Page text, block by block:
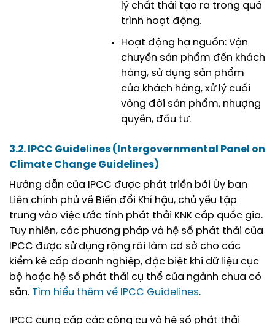
lý chất thải tạo ra trong quá
trình hoạt động.
Hoạt động hạ nguồn: Vận
chuyển sản phẩm đến khách
hàng, sử dụng sản phẩm
của khách hàng, xử lý cuối
vòng đời sản phẩm, nhượng
quyền, đầu tư.
3.2. IPCC Guidelines (Intergovernmental Panel on
Climate Change Guidelines)
Hướng dẫn của IPCC được phát triển bởi Ủy ban
Liên chính phủ về Biến đổi Khí hậu, chủ yếu tập
trung vào việc ước tính phát thải KNK cấp quốc gia.
Tuy nhiên, các phương pháp và hệ số phát thải của
IPCC được sử dụng rộng rãi làm cơ sở cho các
kiểm kê cấp doanh nghiệp, đặc biệt khi dữ liệu cục
bộ hoặc hệ số phát thải cụ thể của ngành chưa có
sẵn. Tìm hiểu thêm về IPCC Guidelines.
IPCC cung cấp các công cụ và hệ số phát thải